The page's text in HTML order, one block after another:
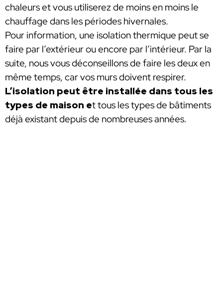
chaleurs et vous utiliserez de moins en moins le
chauffage dans les périodes hivernales.
Pour information, une isolation thermique peut se
faire par l’extérieur ou encore par l’intérieur. Par la
suite, nous vous déconseillons de faire les deux en
même temps, car vos murs doivent respirer.
L’isolation peut être installée dans tous les
types de maison et tous les types de bâtiments
déjà existant depuis de nombreuses années.